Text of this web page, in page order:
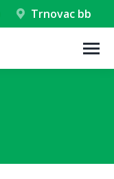
Trnovac bb